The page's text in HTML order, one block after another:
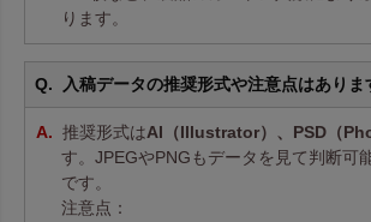
ります。
入稿データの推奨形式や注意点はありま
推奨形式はAI（Illustrator）、PSD（
す。JPEGやPNGもデータを見て判断可
です。
注意点：